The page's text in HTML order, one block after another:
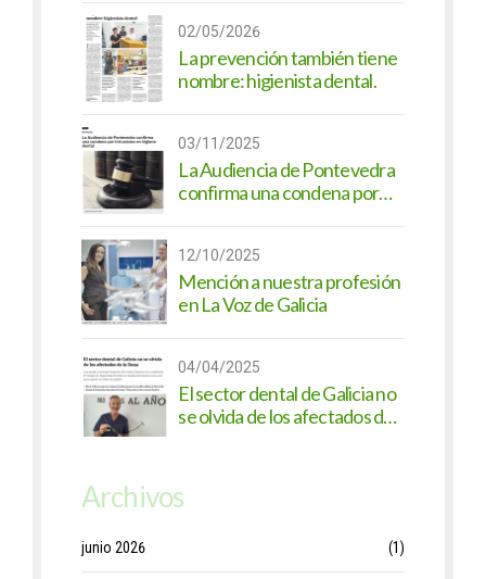
02/05/2026
La prevención también tiene
nombre: higienista dental.
03/11/2025
La Audiencia de Pontevedra
confirma una condena por
Dental
12/10/2025
Mención a nuestra profesión
en La Voz de Galicia
04/04/2025
El sector dental de Galicia no
se olvida de los afectados de
Archivos
junio 2026 (1)